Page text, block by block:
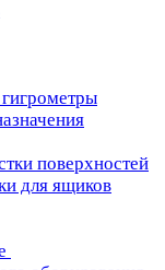
поверхностей
для ящиков